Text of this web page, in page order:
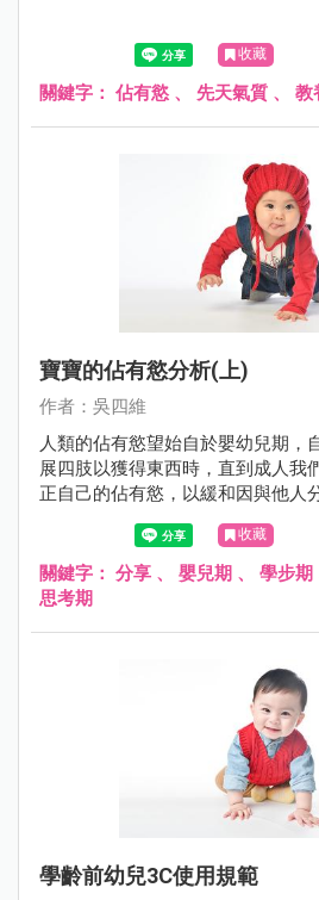
收藏
關鍵字： 佔有慾 、 先天氣質 、 教
寶寶的佔有慾分析(上)
作者：吳四維
人類的佔有慾望始自於嬰幼兒期，
展四肢以獲得東西時，直到成人我
正自己的佔有慾，以緩和因與他人
收藏
關鍵字： 分享 、 嬰兒期 、 學步期
思考期
學齡前幼兒3C使用規範